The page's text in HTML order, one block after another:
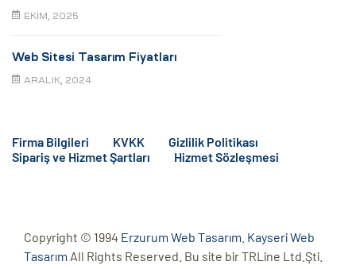
EKIM, 2025
Web Sitesi Tasarım Fiyatları
ARALIK, 2024
Firma Bilgileri KVKK
Gizlilik Politikası
Sipariş ve Hizmet Şartları
Hizmet Sözleşmesi
Copyright © 1994 Erzurum Web Tasarım Kayseri Web
Tasarım All Rights Reserved. Bu site bir TRLine Ltd.Şti.